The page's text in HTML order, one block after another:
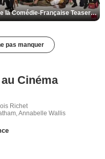
De la Comédie-Française Teaser VF
pas manquer
Cinéma
Richet
Annabelle Wallis